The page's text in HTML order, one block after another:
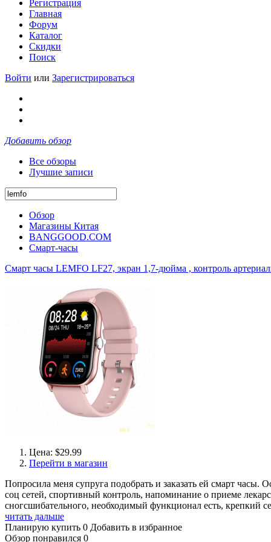
Регистрация
Главная
Форум
Каталог
Скидки
Поиск
Войти или Зарегистрироваться
Добавить обзор
Все обзоры
Лучшие записи
Обзор
Магазины Китая
BANGGOOD.COM
Смарт-часы
Смарт часы LEMFO LF27, экран 1,7-дюйма , контроль
Цена: $29.99
Перейти в магазин
Попросила меня супруга подобрать и заказать ей смарт часы.
соц сетей, спортивный контроль, напоминание о приеме
сногсшибательного, необходимый функционал есть, крепкий
читать дальше
Планирую купить 0 Добавить в избранное
Обзор понравился 0